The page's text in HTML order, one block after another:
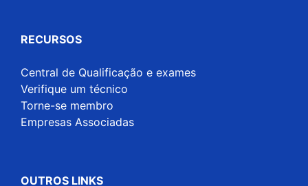
RECURSOS
Central de Qualificação e exames
Verifique um técnico
Torne-se membro
Empresas Associadas
OUTROS LINKS